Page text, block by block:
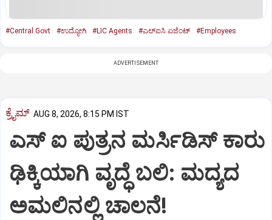
#Central Govt #ಉದ್ಯೋಗಿ #LIC Agents #ಎಲ್‌ಐಸಿ ಏಜೆಂಟ್‌ #Employees
ADVERTISEMENT
ಕ್ರೈಮ್ AUG 8, 2026, 8:15 PM IST
ಎಸ್ ಐ ಪುತ್ರನ ಮರ್ಸಿಡಿಸ್‌ ಕಾರು
ಢಿಕ್ಕಿಯಾಗಿ ವೃದ್ಧೆ ಬಲಿ: ಮದ್ಯದ
ಅಮಲಿನಲ್ಲಿ ಚಾಲನೆ!